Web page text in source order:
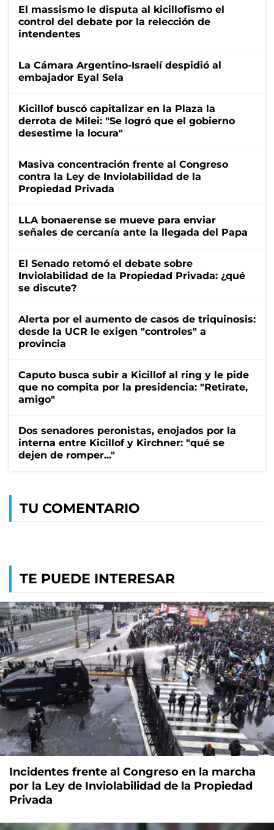
El massismo le disputa al kicillofismo el
control del debate por la relección de
intendentes
La Cámara Argentino-Israelí despidió al
embajador Eyal Sela
Kicillof buscó capitalizar en la Plaza la
derrota de Milei: "Se logró que el gobierno
desestime la locura"
Masiva concentración frente al Congreso
contra la Ley de Inviolabilidad de la
Propiedad Privada
LLA bonaerense se mueve para enviar
señales de cercanía ante la llegada del Papa
El Senado retomó el debate sobre
Inviolabilidad de la Propiedad Privada: ¿qué
se discute?
Alerta por el aumento de casos de triquinosis:
desde la UCR le exigen "controles" a
provincia
Caputo busca subir a Kicillof al ring y le pide
que no compita por la presidencia: "Retirate,
amigo"
Dos senadores peronistas, enojados por la
interna entre Kicillof y Kirchner: "qué se
dejen de romper..."
TU COMENTARIO
TE PUEDE INTERESAR
Incidentes frente al Congreso en la marcha
por la Ley de Inviolabilidad de la Propiedad
Privada